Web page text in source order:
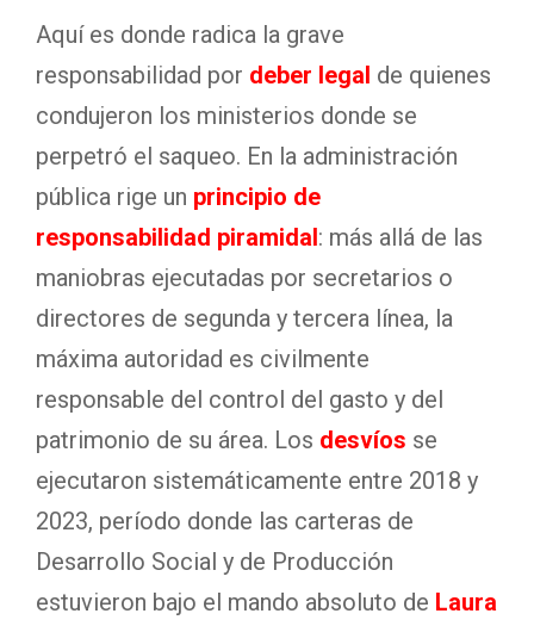
Aquí es donde radica la grave
responsabilidad por deber legal de quienes
condujeron los ministerios donde se
perpetró el saqueo. En la administración
pública rige un principio de
responsabilidad piramidal: más allá de las
maniobras ejecutadas por secretarios o
directores de segunda y tercera línea, la
máxima autoridad es civilmente
responsable del control del gasto y del
patrimonio de su área. Los desvíos se
ejecutaron sistemáticamente entre 2018 y
2023, período donde las carteras de
Desarrollo Social y de Producción
estuvieron bajo el mando absoluto de Laura